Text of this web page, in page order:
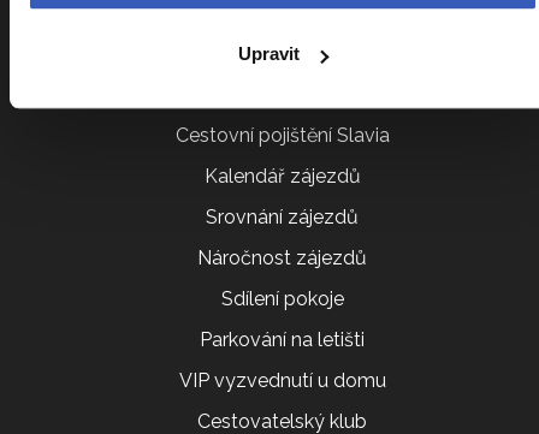
Upravit
Informace k zájezdům
Cestovní pojištění Slavia
Kalendář zájezdů
Srovnání zájezdů
Náročnost zájezdů
Sdílení pokoje
Parkování na letišti
VIP vyzvednutí u domu
Cestovatelský klub